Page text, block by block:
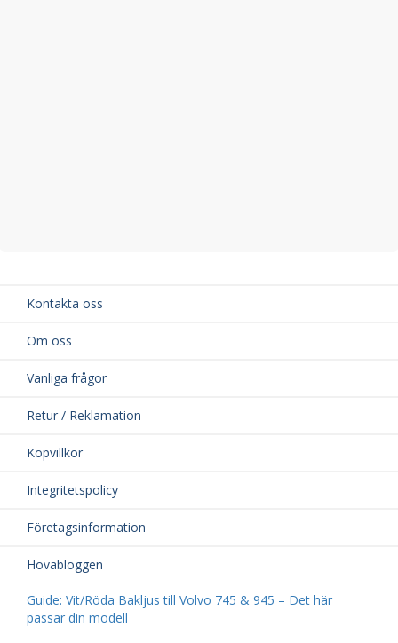
Kontakta oss
Om oss
Vanliga frågor
Retur / Reklamation
Köpvillkor
Integritetspolicy
Företagsinformation
Hovabloggen
Guide: Vit/Röda Bakljus till Volvo 745 & 945 – Det här
passar din modell